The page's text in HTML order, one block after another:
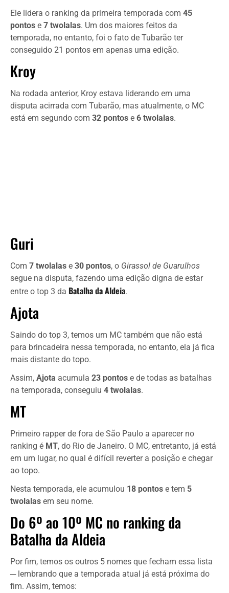
Ele lidera o ranking da primeira temporada com 45
pontos e 7 twolalas. Um dos maiores feitos da
temporada, no entanto, foi o fato de Tubarão ter
conseguido 21 pontos em apenas uma edição.
Kroy
Na rodada anterior, Kroy estava liderando em uma
disputa acirrada com Tubarão, mas atualmente, o MC
está em segundo com 32 pontos e 6 twolalas.
Guri
Com 7 twolalas e 30 pontos, o Girassol de Guarulhos
segue na disputa, fazendo uma edição digna de estar
entre o top 3 da Batalha da Aldeia.
Ajota
Saindo do top 3, temos um MC também que não está
para brincadeira nessa temporada, no entanto, ela já fica
mais distante do topo.
Assim, Ajota acumula 23 pontos e de todas as batalhas
na temporada, conseguiu 4 twolalas.
MT
Primeiro rapper de fora de São Paulo a aparecer no
ranking é MT, do Rio de Janeiro. O MC, entretanto, já está
em um lugar, no qual é difícil reverter a posição e chegar
ao topo.
Nesta temporada, ele acumulou 18 pontos e tem 5
twolalas em seu nome.
Do 6º ao 10º MC no ranking da
Batalha da Aldeia
Por fim, temos os outros 5 nomes que fecham essa lista
─ lembrando que a temporada atual já está próxima do
fim. Assim, temos: